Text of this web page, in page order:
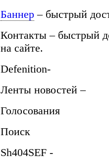
Баннер – быстрый
Контакты – быстрый
на сайте.
Defenition-
Ленты новостей –
Голосования
Поиск
Sh404SEF -